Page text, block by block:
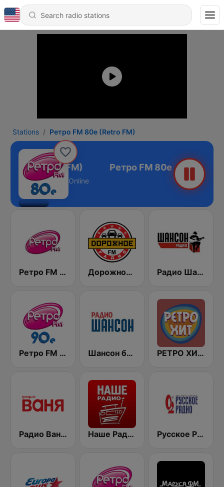
Stations Ретро FM 80e (Retro FM)
80e (Retro FM)
Online
Ретро FM (Retro FM) Дорожное Радио (Dorojnoe Radio) Радио Шансон (Chanson)
Ретро FM 90e (Retro FM) Шансон без цензуры (Shanson bez cenzury) РЕТРО ХИТ - Retro Hit
Радио Ваня (Radio Vanya) Наше Радио (Radio Nashe) Русское Радио